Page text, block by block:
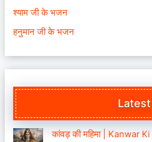
श्याम जी के भजन
हनुमान जी के भजन
Latest
कांवड़ की महिमा | Kanwar